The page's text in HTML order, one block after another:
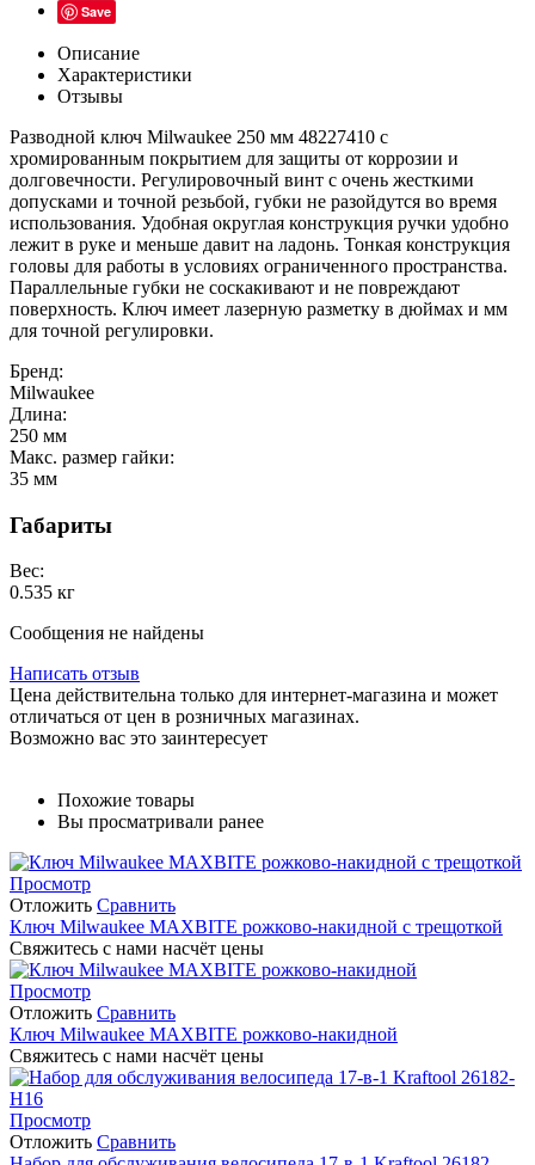
Save
Описание
Характеристики
Отзывы
Разводной ключ Milwaukee 250 мм 48227410 с
хромированным покрытием для защиты от коррозии и
долговечности. Регулировочный винт с очень жесткими
допусками и точной резьбой, губки не разойдутся во время
использования. Удобная округлая конструкция ручки удобно
лежит в руке и меньше давит на ладонь. Тонкая конструкция
головы для работы в условиях ограниченного пространства.
Параллельные губки не соскакивают и не повреждают
поверхность. Ключ имеет лазерную разметку в дюймах и мм
для точной регулировки.
Бренд:
Milwaukee
Длина:
250 мм
Макс. размер гайки:
35 мм
Габариты
Вес:
0.535 кг
Сообщения не найдены
Написать отзыв
Цена действительна только для интернет-магазина и может
отличаться от цен в розничных магазинах.
Возможно вас это заинтересует
Похожие товары
Вы просматривали ранее
Просмотр
Отложить Сравнить
Ключ Milwaukee MAXBITE рожково-накидной с трещоткой
Свяжитесь с нами насчёт цены
Просмотр
Отложить Сравнить
Ключ Milwaukee MAXBITE рожково-накидной
Свяжитесь с нами насчёт цены
Просмотр
Отложить Сравнить